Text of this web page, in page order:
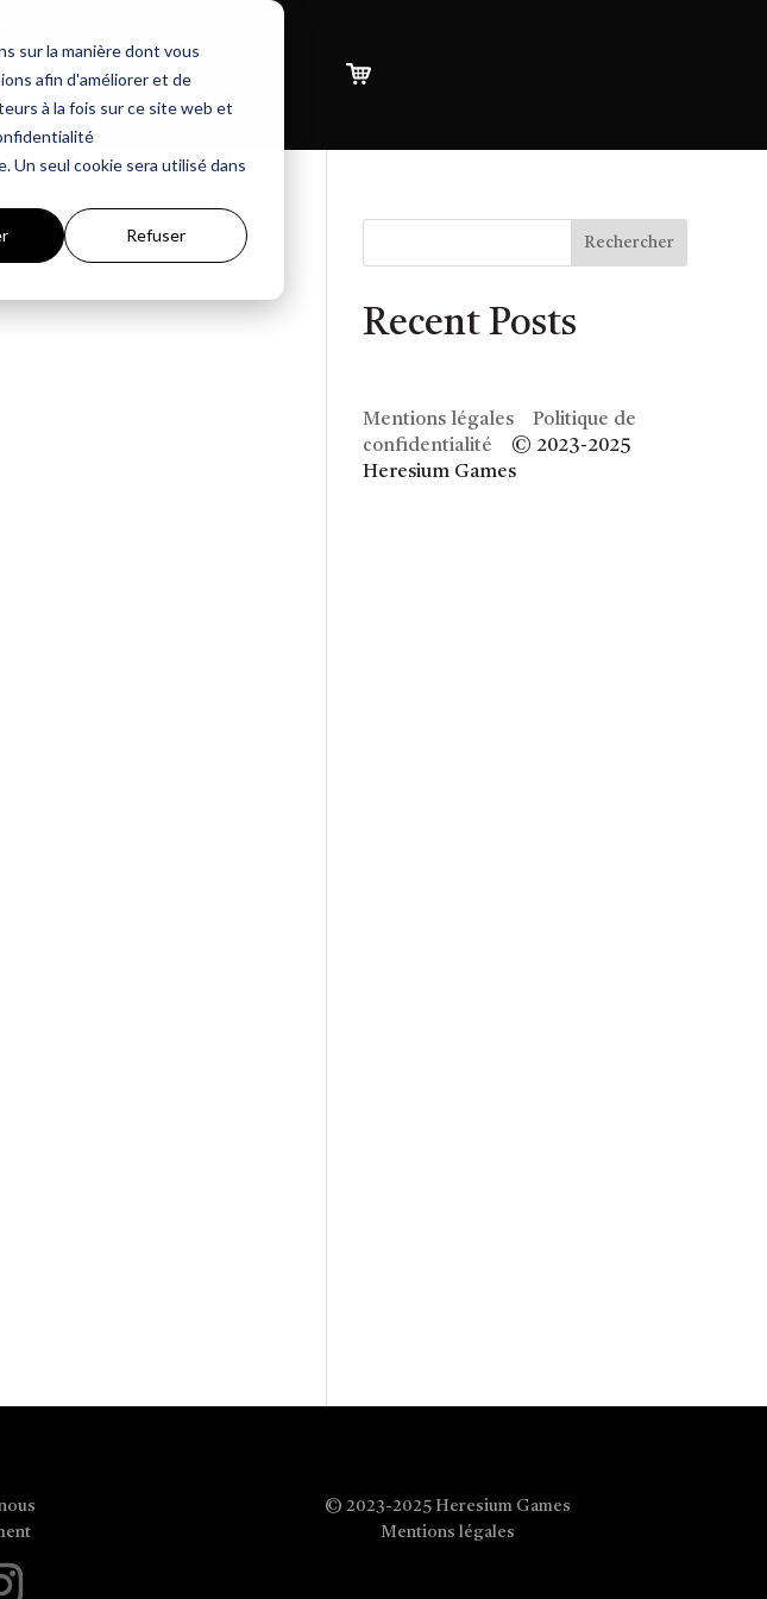
sur la manière dont vous
afin d'améliorer et de
à la fois sur ce site web et
Un seul cookie sera utilisé dans
Refuser
Mon compte
Rechercher
Recent Posts
Mentions légales
Politique de
confidentialité
© 2023-2025
Heresium Games
© 2023-2025 Heresium Games
Mentions légales